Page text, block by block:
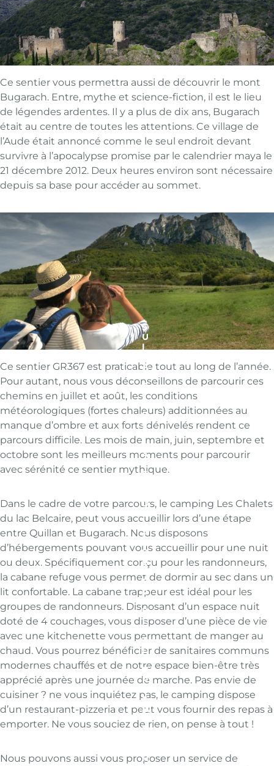
Ce sentier vous permettra aussi de découvrir le mont
Bugarach. Entre, mythe et science-fiction, il est le lieu
de légendes ardentes. Il y a plus de dix ans, Bugarach
était au centre de toutes les attentions. Ce village de
l’Aude était annoncé comme le seul endroit devant
survivre à l’apocalypse promise par le calendrier maya le
21 décembre 2012. Deux heures environ sont nécessaire
depuis sa base pour accéder au sommet.
Ce sentier GR367 est praticable tout au long de l’année.
Pour autant, nous vous déconseillons de parcourir ces
chemins en juillet et août, les conditions
météorologiques (fortes chaleurs) additionnées au
manque d’ombre et aux forts dénivelés rendent ce
parcours difficile. Les mois de main, juin, septembre et
octobre sont les meilleurs moments pour parcourir
avec sérénité ce sentier mythique.
Dans le cadre de votre parcours, le camping Les Chalets
du lac Belcaire, peut vous accueillir lors d’une étape
entre Quillan et Bugarach. Nous disposons
d’hébergements pouvant vous accueillir pour une nuit
ou deux. Spécifiquement conçu pour les randonneurs,
la cabane refuge vous permet de dormir au sec dans un
lit confortable. La cabane trappeur est idéal pour les
groupes de randonneurs. Disposant d’un espace nuit
doté de 4 couchages, vous disposer d’une pièce de vie
avec une kitchenette vous permettant de manger au
chaud. Vous pourrez bénéficier de sanitaires communs
modernes chauffés et de notre espace bien-être très
apprécié après une journée de marche. Pas envie de
cuisiner ? ne vous inquiétez pas, le camping dispose
d’un restaurant-pizzeria et peut vous fournir des repas à
emporter. Ne vous souciez de rien, on pense à tout !
Nous pouvons aussi vous proposer un service de
P
R
É
C
D
E
T
:
U
R
E
W
E
I
S
U
I
A
T
:
E
S
H
A
L
E
D
L
A
B
E
C
A
R
E
A
D
G
F
I
E
D
H